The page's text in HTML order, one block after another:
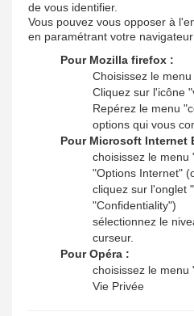
de vous identifier.
Vous pouvez vous opposer à
en paramétrant votre
Pour Mozilla firefox :
Choisissez le
Cliquez sur l'icône
Repérez le menu
options qui vous
Pour Microsoft Internet
choisissez le menu
"Options Internet"
cliquez sur l'onglet
"Confidentiality")
sélectionnez le
curseur.
Pour Opéra :
choisissez le menu
Vie Privée